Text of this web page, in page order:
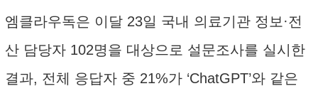
엠클라우독은 이달 23일 국내 의료기관 정보·전
산 담당자 102명을 대상으로 설문조사를 실시한
결과, 전체 응답자 중 21%가 ‘ChatGPT’와 같은